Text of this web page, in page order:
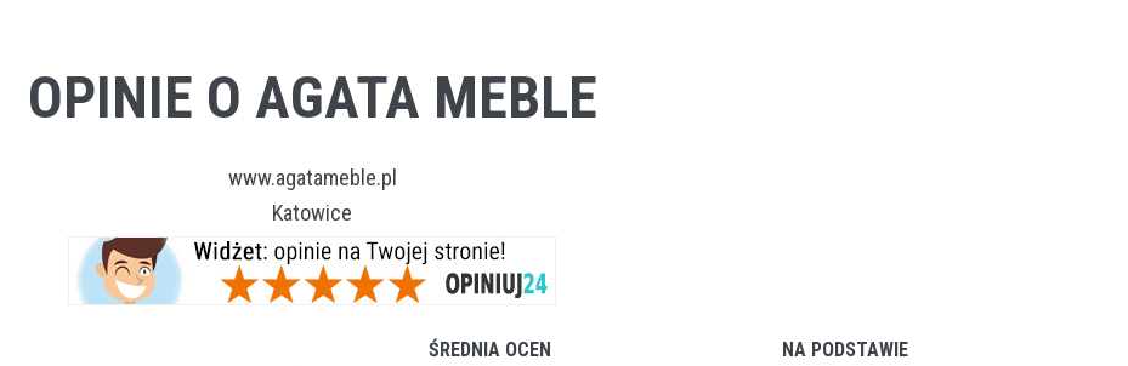
OPINIE O AGATA MEBLE
www.agatameble.pl
Katowice
ŚREDNIA OCEN NA PODSTAWIE